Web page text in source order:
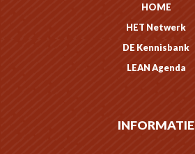
HOME
HET Netwerk
DE Kennisbank
LEAN Agenda
INFORMATIE